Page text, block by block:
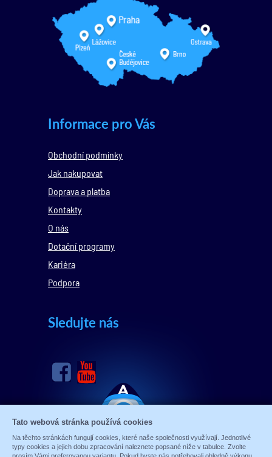
Informace pro Vás
Obchodní podmínky
Jak nakupovat
Doprava a platba
Kontakty
O nás
Dotační programy
Kariéra
Podpora
Sledujte nás
Tato webová stránka používá cookies
Na těchto stránkách fungují cookies, které naše společnosti využívají. Jednotlivé
typy cookies a jejich dobu zpracování naleznete popsané níže v tabulce. Zvolte